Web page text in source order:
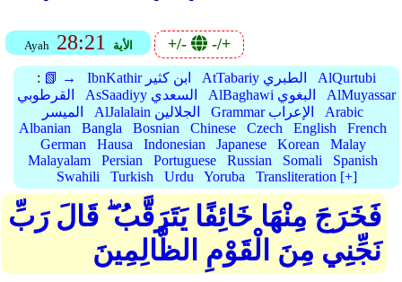
Ayah 28:21 الأية +/- -/+
: 📗 → IbnKathir ابن كثير AtTabariy الطبري
AlQurtubi
القرطوبي
AsSaadiyy السعدي AlBaghawi البغوي
AlMuyassar
الميسر
AlJalalain الجلالين Grammar الإعراب
Arabic
Albanian
Bangla Bosnian Chinese Czech English
French
German
Hausa Indonesian Japanese Korean
Malay
Malayalam
Persian Portuguese Russian Somali
Spanish
Swahili
Turkish Urdu Yoruba Transliteration [+]
فَخَرَجَ مِنْهَا خَائِفًا يَتَرَقَّبُ ۖ قَالَ رَبِّ
نَجِّنِي مِنَ الْقَوْمِ الظَّالِمِينَ